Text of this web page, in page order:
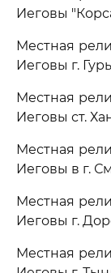
Иеговы
Местная
Иеговы г.
Местная
Иеговы ст.
Местная
Иеговы в г.
Местная
Иеговы г.
Местная